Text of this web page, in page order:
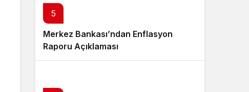
5
Merkez Bankası’ndan Enflasyon
Raporu Açıklaması